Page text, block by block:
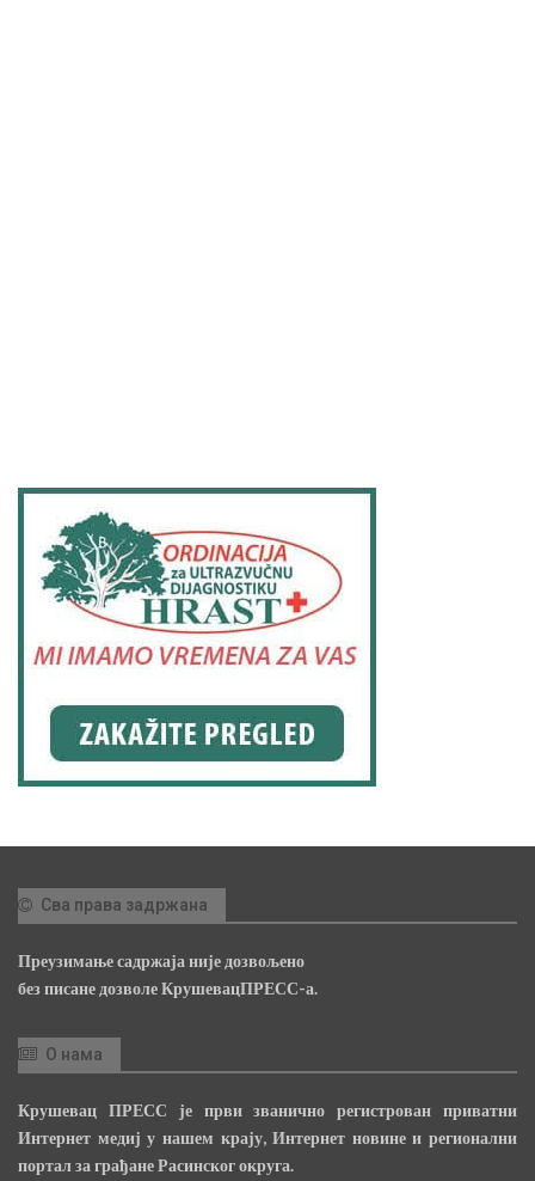
Сва права задржана
Преузимање садржаја није дозвољено
без писане дозволе КрушевацПРЕСС-а.
О нама
Крушевац ПРЕСС је први званично регистрован приватни
Интернет медиј у нашем крају, Интернет новине и регионални
портал за грађане Расинског округа.